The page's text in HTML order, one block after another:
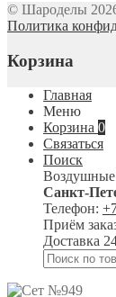
© Шароделы
Политика
Корзина
Главная
Меню
Корзина 0
Связаться
Поиск
Санкт-
Телефон:
Приём
Доставка
Искать: